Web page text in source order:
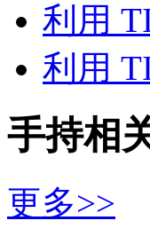
利用
利用
手持相
更多>>